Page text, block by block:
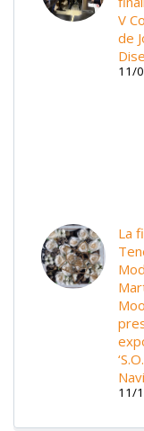
V
de
11/
La
11/